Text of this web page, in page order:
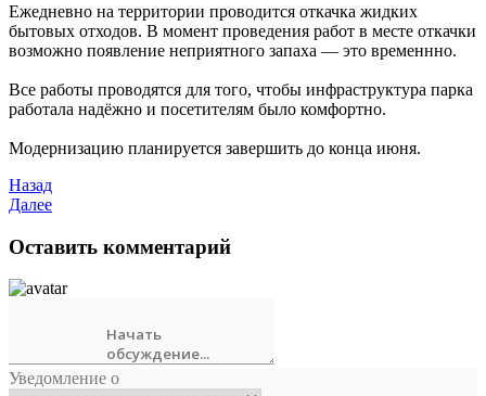
Ежедневно на территории проводится откачка жидких
бытовых отходов. В момент проведения работ в месте откачки
возможно появление неприятного запаха — это временнно.
Все работы проводятся для того, чтобы инфраструктура парка
работала надёжно и посетителям было комфортно.
Модернизацию планируется завершить до конца июня.
Назад
Далее
Оставить комментарий
Уведомление о